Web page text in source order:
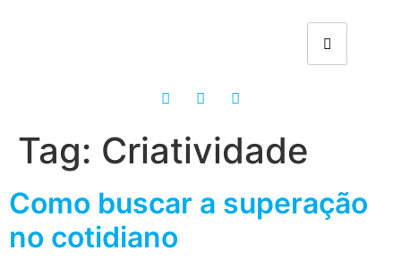
Tag: Criatividade
Como buscar a superação
no cotidiano